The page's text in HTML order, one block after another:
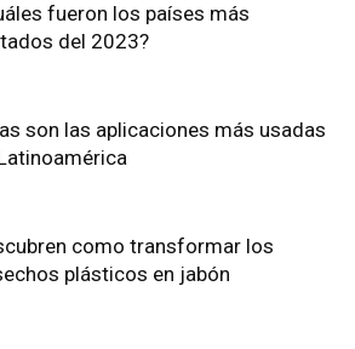
fueron los países más
del 2023?
son las aplicaciones más usadas
como transformar los
plásticos en jabón